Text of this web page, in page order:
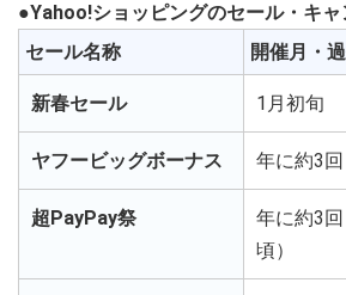
●Yahoo!ショッピングのセール・キ
セール名称
開催月・
新春セール 1月初旬
ヤフービッグボーナス 年に約3回
超PayPay祭
年に約3
頃）